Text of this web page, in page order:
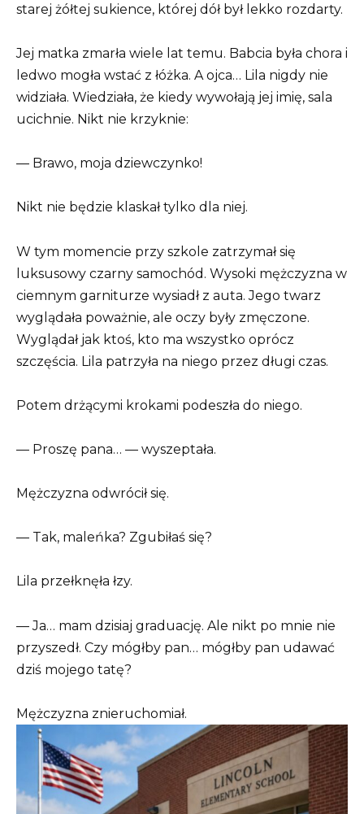
starej żółtej sukience, której dół był lekko rozdarty.
Jej matka zmarła wiele lat temu. Babcia była chora i
ledwo mogła wstać z łóżka. A ojca… Lila nigdy nie
widziała. Wiedziała, że kiedy wywołają jej imię, sala
ucichnie. Nikt nie krzyknie:
— Brawo, moja dziewczynko!
Nikt nie będzie klaskał tylko dla niej.
W tym momencie przy szkole zatrzymał się
luksusowy czarny samochód. Wysoki mężczyzna w
ciemnym garniturze wysiadł z auta. Jego twarz
wyglądała poważnie, ale oczy były zmęczone.
Wyglądał jak ktoś, kto ma wszystko oprócz
szczęścia. Lila patrzyła na niego przez długi czas.
Potem drżącymi krokami podeszła do niego.
— Proszę pana… — wyszeptała.
Mężczyzna odwrócił się.
— Tak, maleńka? Zgubiłaś się?
Lila przełknęła łzy.
— Ja… mam dzisiaj graduację. Ale nikt po mnie nie
przyszedł. Czy mógłby pan… mógłby pan udawać
dziś mojego tatę?
Mężczyzna znieruchomiał.